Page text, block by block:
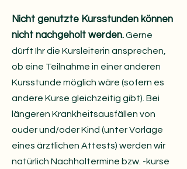
Nicht genutzte Kursstunden können
nicht nachgeholt werden.Gerne
dürft Ihr die Kursleiterin ansprechen,
ob eine Teilnahme in einer anderen
Kursstunde möglich wäre (sofern es
andere Kurse gleichzeitig gibt). Bei
längeren Krankheitsausfällen von
ouder und/oder Kind (unter Vorlage
eines ärztlichen Attests) werden wir
natürlich Nachholtermine bzw. -kurse